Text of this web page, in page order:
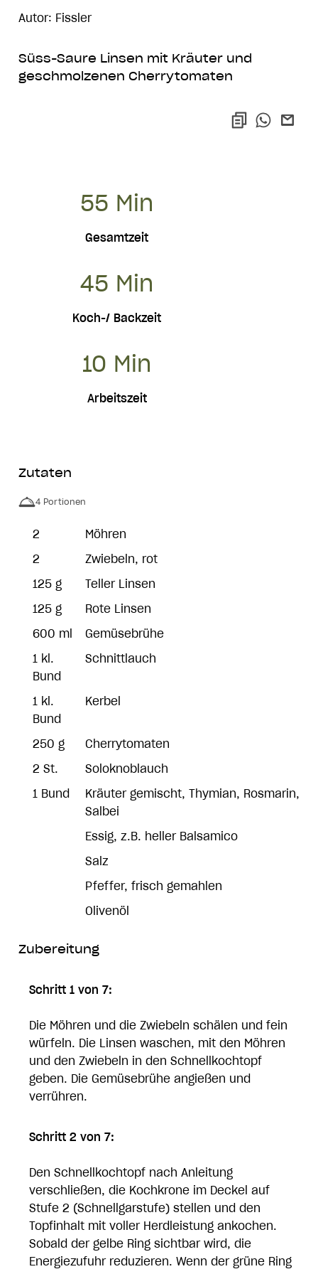
Autor: Fissler
Süss-Saure Linsen mit Kräuter und
geschmolzenen Cherrytomaten
55 Min
Gesamtzeit
45 Min
Koch-/ Backzeit
10 Min
Arbeitszeit
Zutaten
4 Portionen
2
Möhren
2
Zwiebeln, rot
125 g
Teller Linsen
125 g
Rote Linsen
600 ml
Gemüsebrühe
1 kl.
Bund
Schnittlauch
1 kl.
Bund
Kerbel
250 g
Cherrytomaten
2 St.
Soloknoblauch
1 Bund
Kräuter gemischt, Thymian, Rosmarin,
Salbei
Essig, z.B. heller Balsamico
Salz
Pfeffer, frisch gemahlen
Olivenöl
Zubereitung
Schritt 1 von 7:
Die Möhren und die Zwiebeln schälen und fein
würfeln. Die Linsen waschen, mit den Möhren
und den Zwiebeln in den Schnellkochtopf
geben. Die Gemüsebrühe angießen und
verrühren.
Schritt 2 von 7:
Den Schnellkochtopf nach Anleitung
verschließen, die Kochkrone im Deckel auf
Stufe 2 (Schnellgarstufe) stellen und den
Topfinhalt mit voller Herdleistung ankochen.
Sobald der gelbe Ring sichtbar wird, die
Energiezufuhr reduzieren. Wenn der grüne Ring